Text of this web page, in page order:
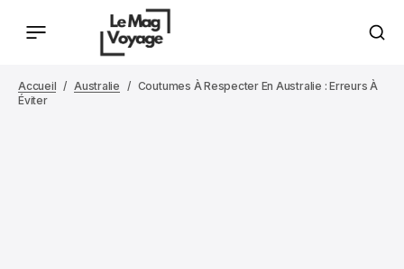
Accueil Australie
Coutumes À Respecter En Australie : Erreurs À
Éviter